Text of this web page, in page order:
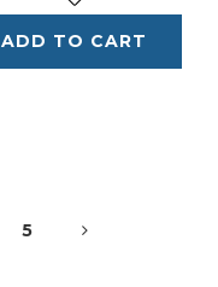
ADD TO CART
5